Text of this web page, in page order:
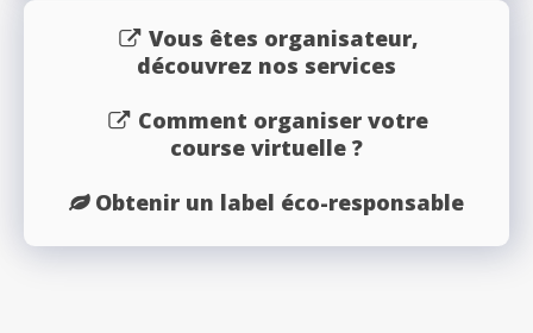
Vous êtes organisateur,
découvrez nos services
Comment organiser votre
course virtuelle ?
Obtenir un label éco-responsable